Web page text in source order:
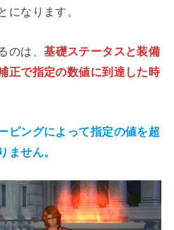
になります。
のは、基礎ステータスと装備
正で指定の数値に到達した時
ピングによって指定の値を超
ません。